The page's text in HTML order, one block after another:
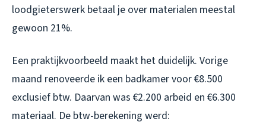
loodgieterswerk betaal je over materialen meestal
gewoon 21%.
Een praktijkvoorbeeld maakt het duidelijk. Vorige
maand renoveerde ik een badkamer voor €8.500
exclusief btw. Daarvan was €2.200 arbeid en €6.300
materiaal. De btw-berekening werd: